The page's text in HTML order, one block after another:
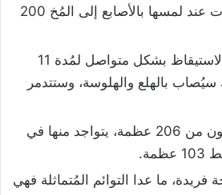
سرعة نقل الكلمات عند لمسها بالأصابع إلى المُخ 200
يستطيع الإنسان الاستيقاظ بشكل متواصل لمُدة 11
سيُصاب بالهلع والهلوسة، وستتدمر
جسم الإنسان يتكون من 206 عظمة، يتواجد منها في
فريدة، ما عدا التوائم المُتماثلة فهي